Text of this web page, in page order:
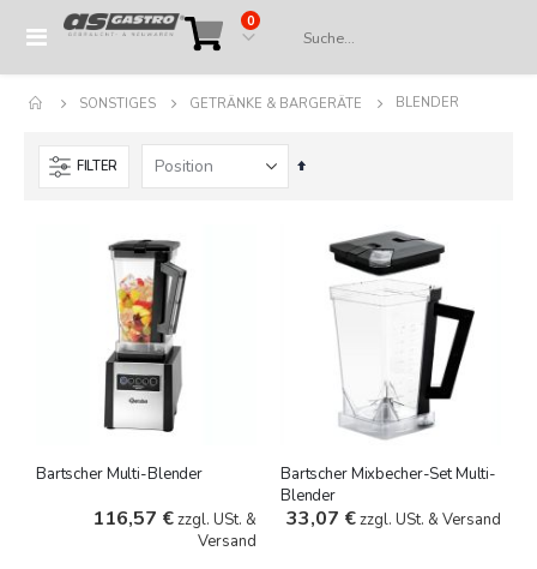
Navigation
Cart
0Artikel
SONSTIGES GETRÄNKE & BARGERÄTE BLENDER
FILTER
In
Bartscher Multi-Blender
116,57 €zzgl. USt. &
Versand
Bartscher Mixbecher-Set Multi-
Blender
33,07 €zzgl. USt. & Versand